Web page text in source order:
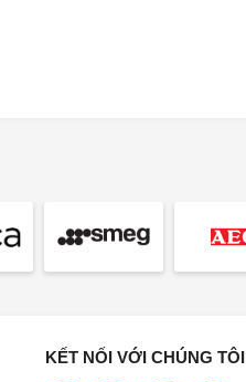
KẾT NỐI VỚI CHÚNG TÔI